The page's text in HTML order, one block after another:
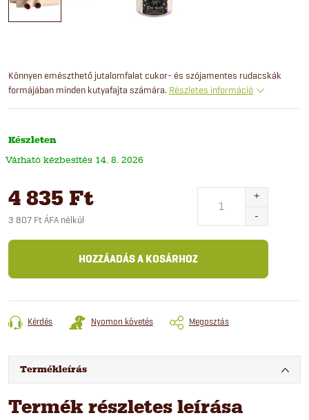
Könnyen emészthető jutalomfalat cukor- és szójamentes rudacskák
formájában minden kutyafajta számára. Részletes információ
Készleten
14. 8. 2026
4 835 Ft
3 807 Ft ÁFA nélkül
HOZZÁADÁS A KOSÁRHOZ
Kérdés Nyomon követés Megosztás
Termékleírás
Termék részletes leírása